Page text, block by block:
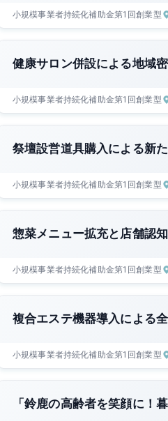
小規模事業者持続化補助金第1回創業型
健康サロン併設による地域
小規模事業者持続化補助金第1回創業型
祭壇設営道具購入による新
小規模事業者持続化補助金第1回創業型
惣菜メニュー拡充と店舗認
小規模事業者持続化補助金第1回創業型
複合エステ機器導入による
小規模事業者持続化補助金第1回創業型
「鈴鹿の高齢者を笑顔に！